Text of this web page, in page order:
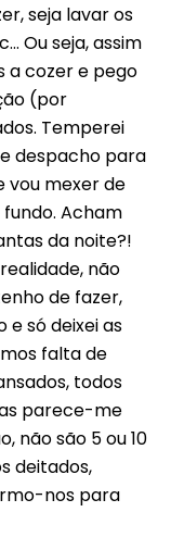
seja lavar os
Ou seja, assim
a cozer e pego
(por
Temperei
despacho para
vou mexer de
Acham
da noite?!
não
de fazer,
só deixei as
falta de
todos
parece-me
não são 5 ou 10
deitados,
nos para